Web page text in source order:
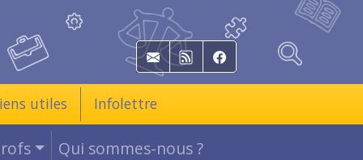
E-mail RSS Facebook
utiles Infolettre
Qui sommes-nous ?